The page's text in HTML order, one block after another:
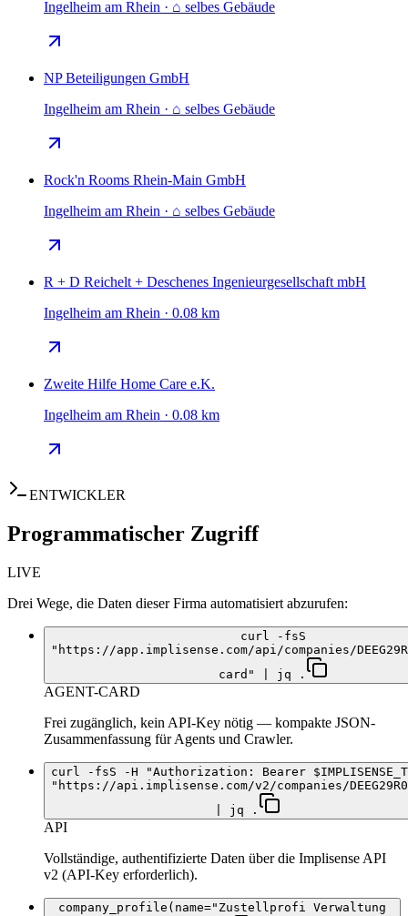
Ingelheim am Rhein · ⌂ selbes Gebäude
NP Beteiligungen GmbH
Ingelheim am Rhein · ⌂ selbes Gebäude
Rock'n Rooms Rhein-Main GmbH
Ingelheim am Rhein · ⌂ selbes Gebäude
R + D Reichelt + Deschenes Ingenieurgesellschaft mbH
Ingelheim am Rhein · 0.08 km
Zweite Hilfe Home Care e.K.
Ingelheim am Rhein · 0.08 km
ENTWICKLER
Programmatischer Zugriff
LIVE
Drei Wege, die Daten dieser Firma automatisiert abzurufen:
curl -fsS
"https://app.implisense.com/api/companies/
card" | jq .
AGENT-CARD
Frei zugänglich, kein API-Key nötig — kompakte JSON-
Zusammenfassung für Agents und Crawler.
curl -fsS -H "Authorization: Bearer
"https://api.implisense.com/v2/companies/
| jq .
API
Vollständige, authentifizierte Daten über die Implisense API
v2 (API-Key erforderlich).
company_profile(name="Zustellprofi Verwaltung